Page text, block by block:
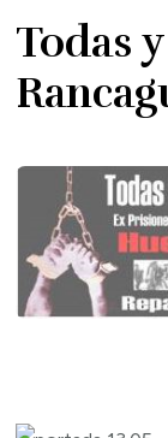
Todas